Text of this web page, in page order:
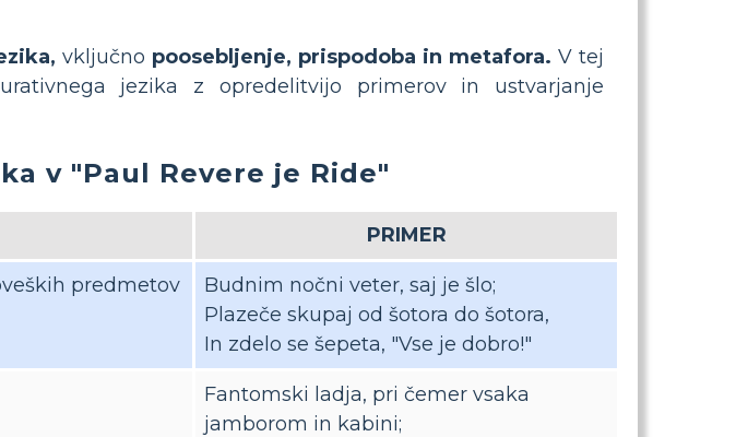
vključno poosebljenje, prispodoba in metafora. V tej
jezika z opredelitvijo primerov in ustvarjanje
v "Paul Revere je Ride"
PRIMER
predmetov
Budnim nočni veter, saj je šlo;
Plazeče skupaj od šotora do šotora,
In zdelo se šepeta, "Vse je dobro!"
Fantomski ladja, pri čemer vsaka
jamborom in kabini;